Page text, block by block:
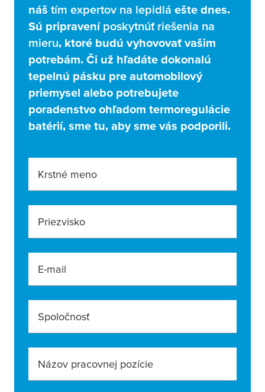
náš tím expertov na lepidlá ešte dnes.
Sú pripravení poskytnúť riešenia na
mieru, ktoré budú vyhovovať vašim
potrebám. Či už hľadáte dokonalú
tepelnú pásku pre automobilový
priemysel alebo potrebujete
poradenstvo ohľadom termoregulácie
batérií, sme tu, aby sme vás podporili.
Krstné meno
Priezvisko
E-mail
Spoločnosť
Názov pracovnej pozície